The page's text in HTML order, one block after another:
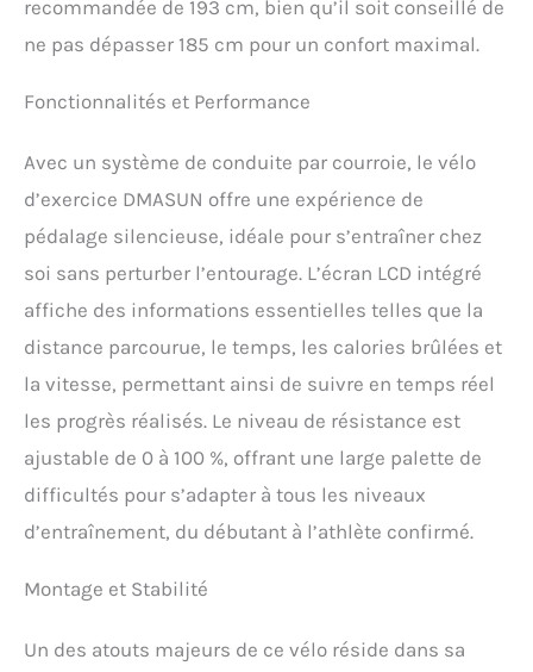
résistance magnétique
avancé et à la
chaque coup de pédale est
moment, sans déranger
votre entourage, que vous
salon ou sur le balcon.
Contrairement aux vélos à
vélos magnétiques ne
nécessitent aucun
plaquettes de frein, offrant
une durabilité
exceptionnelle. Profitez
d'une expérience de
cyclisme ininterrompue et
sans souci pour des
Le cyclisme brûle
recommandée de 193 cm, bien qu’il soit conseillé de
ne pas dépasser 185 cm pour un confort maximal.
Fonctionnalités et Performance
Avec un système de conduite par courroie, le vélo
d’exercice DMASUN offre une expérience de
pédalage silencieuse, idéale pour s’entraîner chez
soi sans perturber l’entourage. L’écran LCD intégré
affiche des informations essentielles telles que la
distance parcourue, le temps, les calories brûlées et
la vitesse, permettant ainsi de suivre en temps réel
les progrès réalisés. Le niveau de résistance est
ajustable de 0 à 100 %, offrant une large palette de
difficultés pour s’adapter à tous les niveaux
d’entraînement, du débutant à l’athlète confirmé.
Montage et Stabilité
Un des atouts majeurs de ce vélo réside dans sa